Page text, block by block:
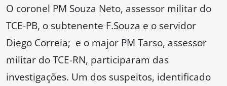
O coronel PM Souza Neto, assessor militar do
TCE-PB, o subtenente F.Souza e o servidor
Diego Correia; e o major PM Tarso, assessor
militar do TCE-RN, participaram das
investigações. Um dos suspeitos, identificado